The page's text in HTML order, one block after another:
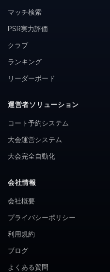
マッチ検索
PSR実力評価
クラブ
ランキング
リーダーボード
運営者ソリューション
コート予約システム
大会運営システム
大会完全自動化
会社情報
会社概要
プライバシーポリシー
利用規約
ブログ
よくある質問